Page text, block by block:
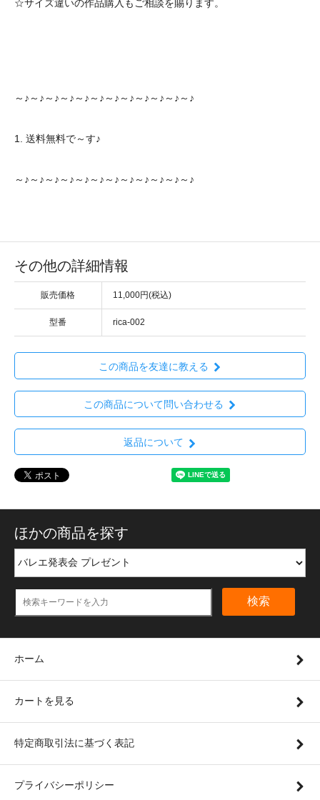
☆サイズ違いの作品購入もご相談を賜ります。
～♪～♪～♪～♪～♪～♪～♪～♪～♪～♪～♪～♪
1. 送料無料で～す♪
～♪～♪～♪～♪～♪～♪～♪～♪～♪～♪～♪～♪
その他の詳細情報
販売価格 11,000円(税込)
型番 rica-002
この商品を友達に教える
この商品について問い合わせる
返品について
ほかの商品を探す
検索
ホーム
カートを見る
特定商取引法に基づく表記
プライバシーポリシー